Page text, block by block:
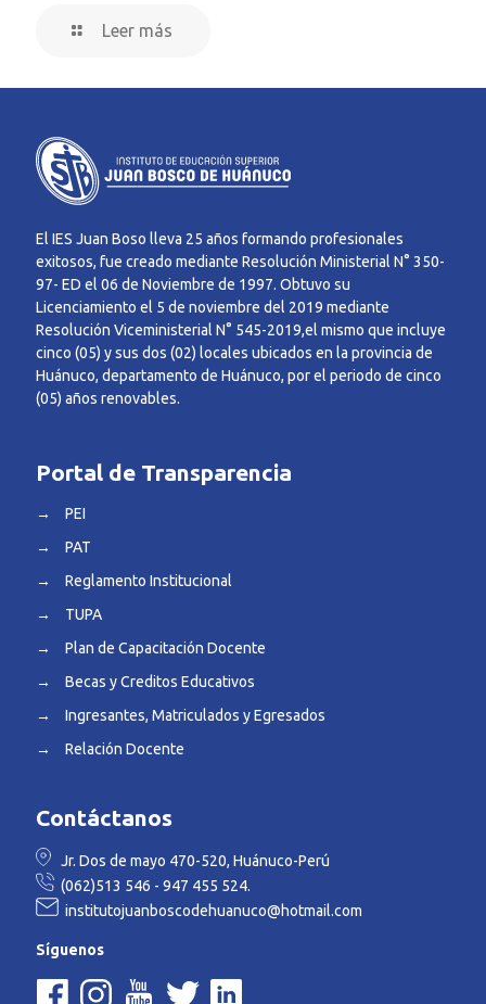
Leer más
El IES Juan Boso lleva 25 años formando profesionales
exitosos, fue creado mediante Resolución Ministerial N° 350-
97- ED el 06 de Noviembre de 1997. Obtuvo su
Licenciamiento el 5 de noviembre del 2019 mediante
Resolución Viceministerial N° 545-2019,el mismo que incluye
cinco (05) y sus dos (02) locales ubicados en la provincia de
Huánuco, departamento de Huánuco, por el periodo de cinco
(05) años renovables.
Portal de Transparencia
→
PEI
→
PAT
→
Reglamento Institucional
→
TUPA
→
Plan de Capacitación Docente
→
Becas y Creditos Educativos
→
Ingresantes, Matriculados y Egresados
→
Relación Docente
Contáctanos
Jr. Dos de mayo 470-520, Huánuco-Perú
(062)513 546 - 947 455 524.
institutojuanboscodehuanuco@hotmail.com
Síguenos